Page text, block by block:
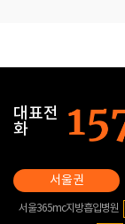
대표전
화
서울365mc지방흡입병원